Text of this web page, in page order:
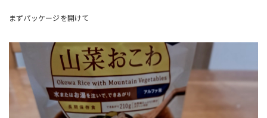
まずパッケージを開けて